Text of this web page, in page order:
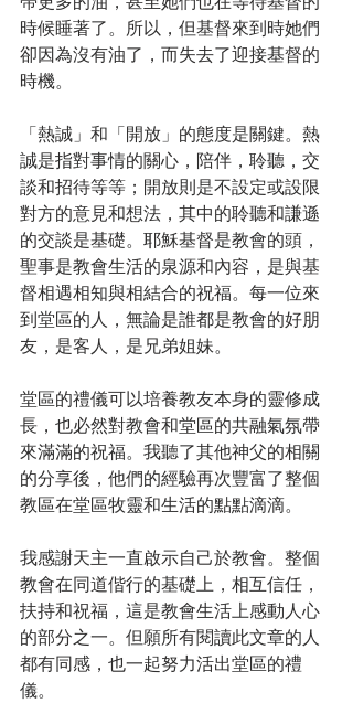
時候睡著了。所以，但基督來到時她們
卻因為沒有油了，而失去了迎接基督的
時機。
「熱誠」和「開放」的態度是關鍵。熱
誠是指對事情的關心，陪伴，聆聽，交
談和招待等等；開放則是不設定或設限
對方的意見和想法，其中的聆聽和謙遜
的交談是基礎。耶穌基督是教會的頭，
聖事是教會生活的泉源和內容，是與基
督相遇相知與相結合的祝福。每一位來
到堂區的人，無論是誰都是教會的好朋
友，是客人，是兄弟姐妹。
堂區的禮儀可以培養教友本身的靈修成
長，也必然對教會和堂區的共融氣氛帶
來滿滿的祝福。我聽了其他神父的相關
的分享後，他們的經驗再次豐富了整個
教區在堂區牧靈和生活的點點滴滴。
我感謝天主一直啟示自己於教會。整個
教會在同道偕行的基礎上，相互信任，
扶持和祝福，這是教會生活上感動人心
的部分之一。但願所有閱讀此文章的人
都有同感，也一起努力活出堂區的禮
儀。